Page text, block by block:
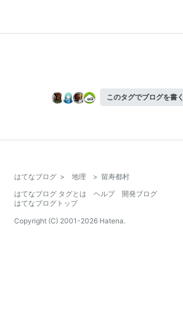
このタグでブログを書く
はてなブログ > 地理 > 留寿都村
はてなブログ タグとは
ヘルプ
開発ブログ
はてなブログトップ
Copyright (C) 2001-2026 Hatena.